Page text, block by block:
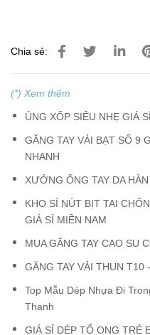
Chia sẻ:
(*) Xem thêm
ỦNG XỐP SIÊU NHẸ GIÁ
GĂNG TAY VẢI BẠT SỐ 9
NHANH
XƯỞNG ỐNG TAY DA
KHO SỈ NÚT BỊT TAI
GIÁ SỈ MIỀN NAM
MUA GĂNG TAY CAO SU
GĂNG TAY VẢI THUN T10
Top Mẫu Dép Nhựa Đi
Thanh
GIÁ SỈ DÉP TỔ ONG TRẺ